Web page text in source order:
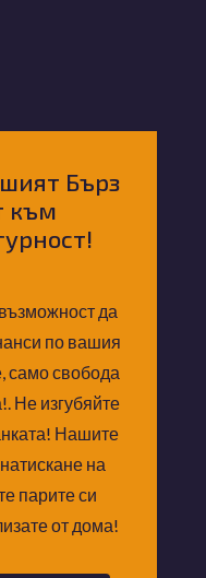
Бърз
към
да
по вашия
само свобода
Не изгубяйте
Нашите
на
парите си
от дома!